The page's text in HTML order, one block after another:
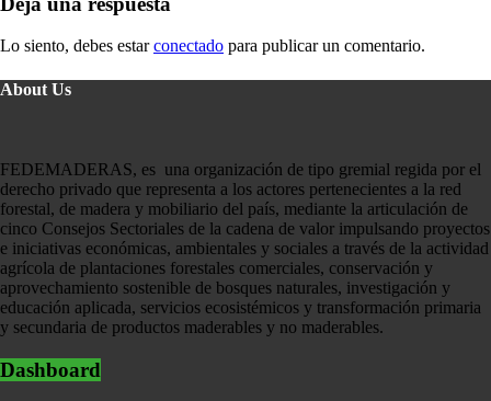
Lo siento, debes estarconectado para publicar un comentario.
About Us
FEDEMADERAS, es una organización de tipo gremial regida por el
derecho privado que representa a los actores pertenecientes a la red
forestal, de madera y mobiliario del país, mediante la articulación de
cinco Consejos Sectoriales de la cadena de valor impulsando proyectos
e iniciativas económicas, ambientales y sociales a través de la actividad
agrícola de plantaciones forestales comerciales, conservación y
aprovechamiento sostenible de bosques naturales, investigación y
educación aplicada, servicios ecosistémicos y transformación primaria
y secundaria de productos maderables y no maderables.
Dashboard